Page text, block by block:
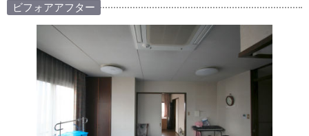
ビフォアアフター